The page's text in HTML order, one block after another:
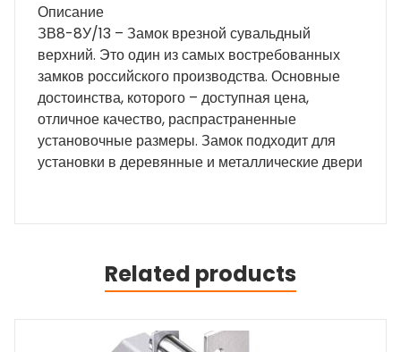
Описание
ЗВ8-8У/13 – Замок врезной сувальдный
верхний. Это один из самых востребованных
замков российского производства. Основные
достоинства, которого – доступная цена,
отличное качество, распрастраненные
установочные размеры. Замок подходит для
установки в деревянные и металлические двери
Related products